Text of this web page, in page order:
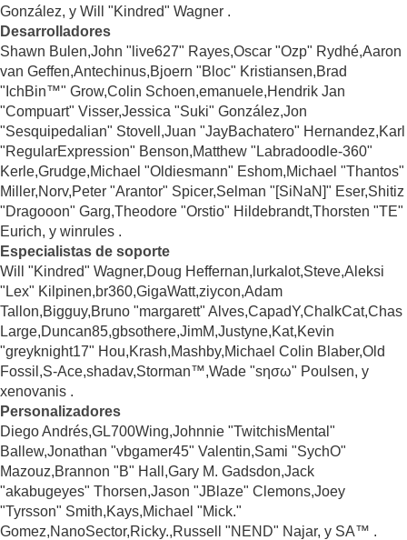
González, y Will "Kindred" Wagner .
Desarrolladores
Shawn Bulen,John "live627" Rayes,Oscar "Ozp" Rydhé,Aaron
van Geffen,Antechinus,Bjoern "Bloc" Kristiansen,Brad
"IchBin™" Grow,Colin Schoen,emanuele,Hendrik Jan
"Compuart" Visser,Jessica "Suki" González,Jon
"Sesquipedalian" Stovell,Juan "JayBachatero" Hernandez,Karl
"RegularExpression" Benson,Matthew "Labradoodle-360"
Kerle,Grudge,Michael "Oldiesmann" Eshom,Michael "Thantos"
Miller,Norv,Peter "Arantor" Spicer,Selman "[SiNaN]" Eser,Shitiz
"Dragooon" Garg,Theodore "Orstio" Hildebrandt,Thorsten "TE"
Eurich, y winrules .
Especialistas de soporte
Will "Kindred" Wagner,Doug Heffernan,lurkalot,Steve,Aleksi
"Lex" Kilpinen,br360,GigaWatt,ziycon,Adam
Tallon,Bigguy,Bruno "margarett" Alves,CapadY,ChalkCat,Chas
Large,Duncan85,gbsothere,JimM,Justyne,Kat,Kevin
"greyknight17" Hou,Krash,Mashby,Michael Colin Blaber,Old
Fossil,S-Ace,shadav,Storman™,Wade "sησω" Poulsen, y
xenovanis .
Personalizadores
Diego Andrés,GL700Wing,Johnnie "TwitchisMental"
Ballew,Jonathan "vbgamer45" Valentin,Sami "SychO"
Mazouz,Brannon "B" Hall,Gary M. Gadsdon,Jack
"akabugeyes" Thorsen,Jason "JBlaze" Clemons,Joey
"Tyrsson" Smith,Kays,Michael "Mick."
Gomez,NanoSector,Ricky.,Russell "NEND" Najar, y SA™ .